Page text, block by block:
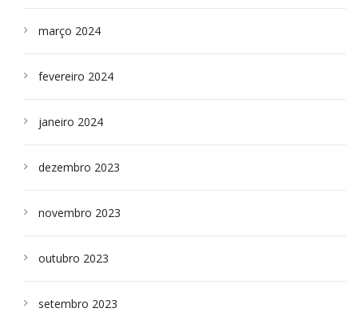
março 2024
fevereiro 2024
janeiro 2024
dezembro 2023
novembro 2023
outubro 2023
setembro 2023